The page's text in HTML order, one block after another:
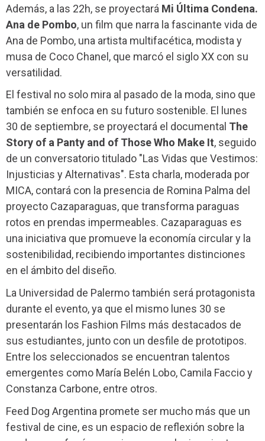
Además, a las 22h, se proyectará Mi Última Condena.
Ana de Pombo, un film que narra la fascinante vida de
Ana de Pombo, una artista multifacética, modista y
musa de Coco Chanel, que marcó el siglo XX con su
versatilidad.
El festival no solo mira al pasado de la moda, sino que
también se enfoca en su futuro sostenible. El lunes
30 de septiembre, se proyectará el documental The
Story of a Panty and of Those Who Make It, seguido
de un conversatorio titulado "Las Vidas que Vestimos:
Injusticias y Alternativas". Esta charla, moderada por
MICA, contará con la presencia de Romina Palma del
proyecto Cazaparaguas, que transforma paraguas
rotos en prendas impermeables. Cazaparaguas es
una iniciativa que promueve la economía circular y la
sostenibilidad, recibiendo importantes distinciones
en el ámbito del diseño.
La Universidad de Palermo también será protagonista
durante el evento, ya que el mismo lunes 30 se
presentarán los Fashion Films más destacados de
sus estudiantes, junto con un desfile de prototipos.
Entre los seleccionados se encuentran talentos
emergentes como María Belén Lobo, Camila Faccio y
Constanza Carbone, entre otros.
Feed Dog Argentina promete ser mucho más que un
festival de cine, es un espacio de reflexión sobre la